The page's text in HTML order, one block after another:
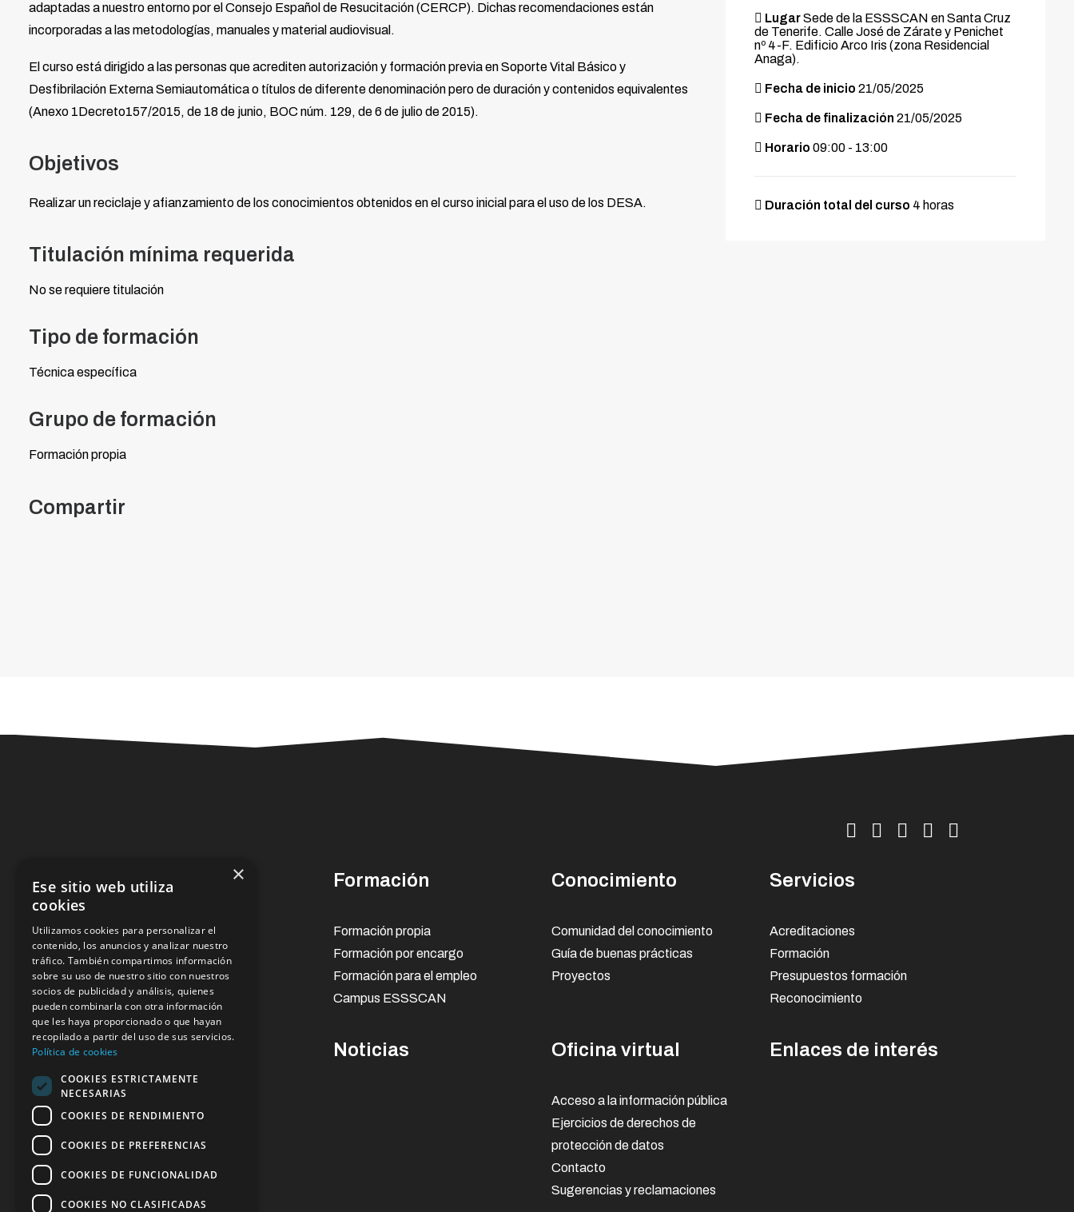
adaptadas a nuestro entorno por el Consejo Español de Resucitación (CERCP). Dichas recomendaciones están
incorporadas a las metodologías, manuales y material audiovisual.
El curso está dirigido a las personas que acrediten autorización y formación previa en Soporte Vital Básico y
Desfibrilación Externa Semiautomática o títulos de diferente denominación pero de duración y contenidos equivalentes
(Anexo 1Decreto157/2015, de 18 de junio, BOC núm. 129, de 6 de julio de 2015).
Objetivos
Realizar un reciclaje y afianzamiento de los conocimientos obtenidos en el curso inicial para el uso de los DESA.
Titulación mínima requerida
No se requiere titulación
Tipo de formación
Técnica específica
Grupo de formación
Formación propia
Compartir
LugarSede de la ESSSCAN en Santa Cruz
de Tenerife. Calle José de Zárate y Penichet
nº 4-F. Edificio Arco Iris (zona Residencial
Anaga).
Fecha de inicio 21/05/2025
Fecha de finalización 21/05/2025
Horario 09:00 - 13:00
Duración total del curso 4 horas
Conócenos
Presentación
Organización
Normativa
Plan estratégico
Formación
Formación propia
Formación por encargo
Formación para el empleo
Campus ESSSCAN
Conocimiento
Comunidad del conocimiento
Guía de buenas prácticas
Proyectos
Servicios
Acreditaciones
Formación
Presupuestos formación
Reconocimiento
Transparencia
Institucional
Normativa
Resultados
Noticias Oficina virtual
Acceso a la información pública
Ejercicios de derechos de
protección de datos
Contacto
Sugerencias y reclamaciones
Enlaces de interés
×
Ese sitio web utiliza
cookies
Utilizamos cookies para personalizar el
contenido, los anuncios y analizar nuestro
tráfico. También compartimos información
sobre su uso de nuestro sitio con nuestros
socios de publicidad y análisis, quienes
pueden combinarla con otra información
que les haya proporcionado o que hayan
recopilado a partir del uso de sus servicios.
Política de cookies
COOKIES ESTRICTAMENTE
NECESARIAS
COOKIES DE RENDIMIENTO
COOKIES DE PREFERENCIAS
COOKIES DE FUNCIONALIDAD
COOKIES NO CLASIFICADAS